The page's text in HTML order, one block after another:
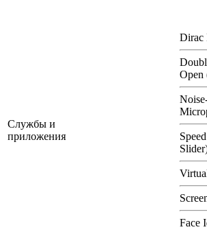
Службы и
приложения
Dirac
Face